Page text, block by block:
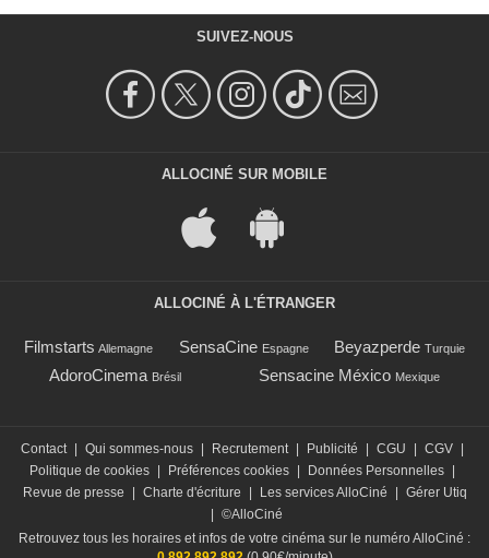
SUIVEZ-NOUS
ALLOCINÉ SUR MOBILE
ALLOCINÉ À L'ÉTRANGER
Filmstarts Allemagne SensaCine Espagne Beyazperde Turquie
AdoroCinema Brésil Sensacine México Mexique
Contact Qui sommes-nous Recrutement Publicité CGU CGV
Politique de cookies
Préférences cookies Données Personnelles
Revue de presse
Charte d'écriture Les services AlloCiné
Gérer Utiq
©AlloCiné
Retrouvez tous les horaires et infos de votre cinéma sur le numéro AlloCiné :